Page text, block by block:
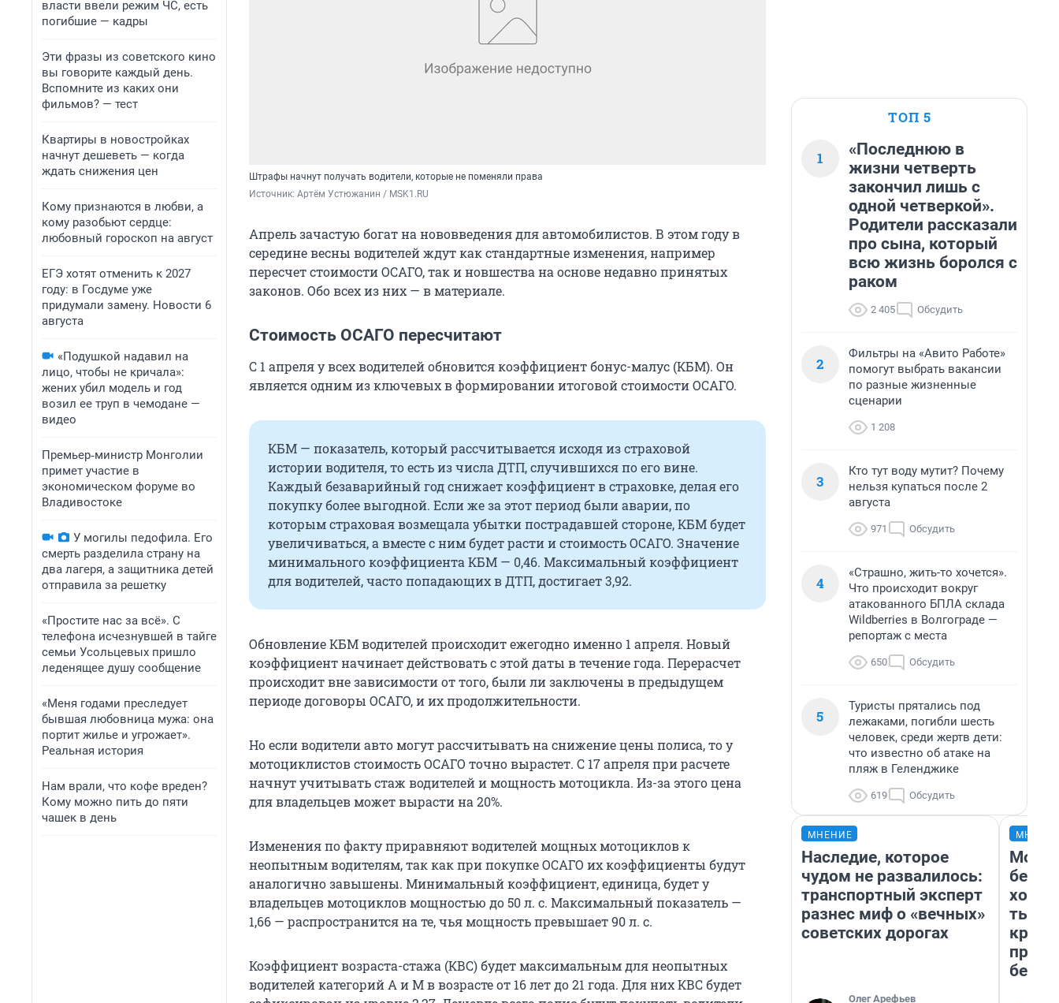
власти ввели режим ЧС, есть
погибшие — кадры
Эти фразы из советского кино
вы говорите каждый день.
Вспомните из каких они
фильмов? — тест
Квартиры в новостройках
начнут дешеветь — когда
ждать снижения цен
Кому признаются в любви, а
кому разобьют сердце:
любовный гороскоп на август
ЕГЭ хотят отменить к 2027
году: в Госдуме уже
придумали замену. Новости 6
августа
«Подушкой надавил на
лицо, чтобы не кричала»:
жених убил модель и год
возил ее труп в чемодане —
видео
Премьер‑министр Монголии
примет участие в
экономическом форуме во
Владивостоке
У могилы педофила. Его
смерть разделила страну на
два лагеря, а защитника детей
отправила за решетку
«Простите нас за всё». С
телефона исчезнувшей в тайге
семьи Усольцевых пришло
леденящее душу сообщение
«Меня годами преследует
бывшая любовница мужа: она
портит жилье и угрожает».
Реальная история
Нам врали, что кофе вреден?
Кому можно пить до пяти
чашек в день
Штрафы начнут получать водители, которые не поменяли права
Источник: Артём Устюжанин / MSK1.RU
Апрель зачастую богат на нововведения для автомобилистов. В этом году в
середине весны водителей ждут как стандартные изменения, например
пересчет стоимости ОСАГО, так и новшества на основе недавно принятых
законов. Обо всех из них — в материале.
Стоимость ОСАГО пересчитают
С 1 апреля у всех водителей обновится коэффициент бонус-малус (КБМ). Он
является одним из ключевых в формировании итоговой стоимости ОСАГО.
КБМ — показатель, который рассчитывается исходя из страховой
истории водителя, то есть из числа ДТП, случившихся по его вине.
Каждый безаварийный год снижает коэффициент в страховке, делая его
покупку более выгодной. Если же за этот период были аварии, по
которым страховая возмещала убытки пострадавшей стороне, КБМ будет
увеличиваться, а вместе с ним будет расти и стоимость ОСАГО. Значение
минимального коэффициента КБМ — 0,46. Максимальный коэффициент
для водителей, часто попадающих в ДТП, достигает 3,92.
Обновление КБМ водителей происходит ежегодно именно 1 апреля. Новый
коэффициент начинает действовать с этой даты в течение года. Перерасчет
происходит вне зависимости от того, были ли заключены в предыдущем
периоде договоры ОСАГО, и их продолжительности.
Но если водители авто могут рассчитывать на снижение цены полиса, то у
мотоциклистов стоимость ОСАГО точно вырастет. С 17 апреля при расчете
начнут учитывать стаж водителей и мощность мотоцикла. Из-за этого цена
для владельцев может вырасти на 20%.
Изменения по факту приравняют водителей мощных мотоциклов к
неопытным водителям, так как при покупке ОСАГО их коэффициенты будут
аналогично завышены. Минимальный коэффициент, единица, будет у
владельцев мотоциклов мощностью до 50 л. с. Максимальный показатель —
1,66 — распространится на те, чья мощность превышает 90 л. с.
Коэффициент возраста-стажа (КВС) будет максимальным для неопытных
водителей категорий А и М в возрасте от 16 лет до 21 года. Для них КВС будет
ТОП 5
1
«Последнюю в
жизни четверть
закончил лишь с
одной четверкой».
Родители рассказали
про сына, который
всю жизнь боролся с
раком
2 405 Обсудить
2
Фильтры на «Авито Работе»
помогут выбрать вакансии
по разные жизненные
сценарии
1 208
3
Кто тут воду мутит? Почему
нельзя купаться после 2
августа
971 Обсудить
4
«Страшно, жить-то хочется».
Что происходит вокруг
атакованного БПЛА склада
Wildberries в Волгограде —
репортаж с места
650 Обсудить
5
Туристы прятались под
лежаками, погибли шесть
человек, среди жертв дети:
что известно об атаке на
пляж в Геленджике
619 Обсудить
МНЕНИЕ
Наследие, которое
чудом не развалилось:
транспортный эксперт
разнес миф о «вечных»
советских дорогах
Олег Арефьев
Мой